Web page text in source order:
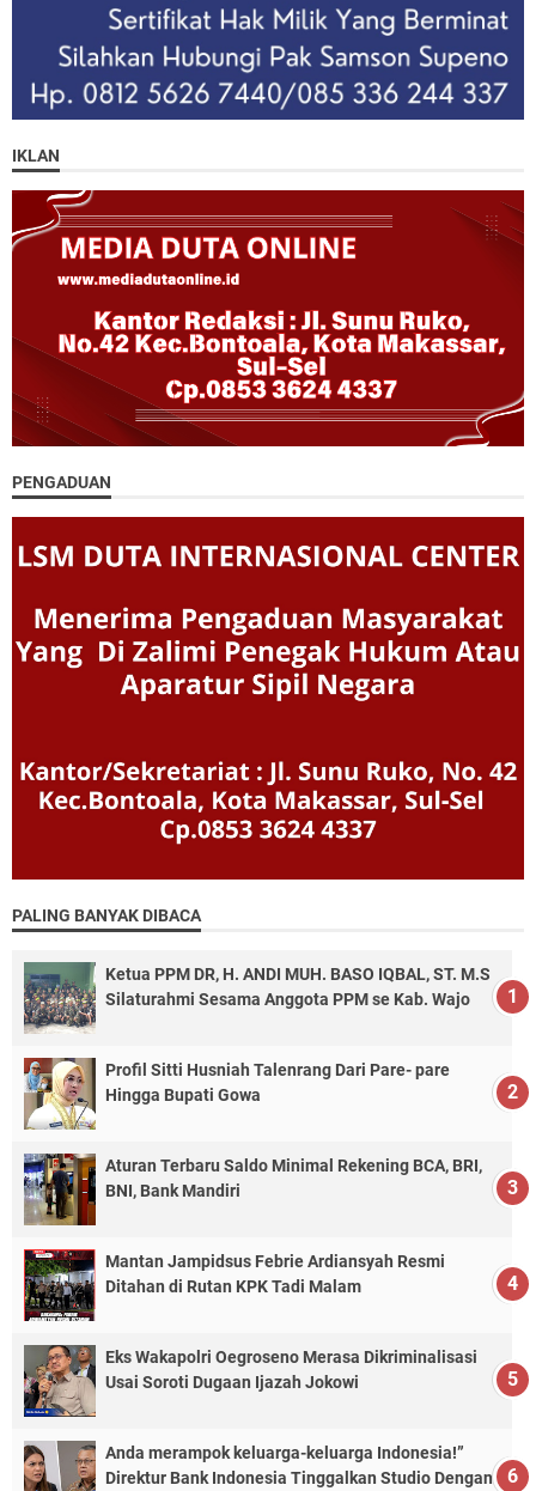
IKLAN
PENGADUAN
PALING BANYAK DIBACA
Ketua PPM DR, H. ANDI MUH. BASO IQBAL, ST. M.S
Silaturahmi Sesama Anggota PPM se Kab. Wajo
Profil Sitti Husniah Talenrang Dari Pare- pare
Hingga Bupati Gowa
Aturan Terbaru Saldo Minimal Rekening BCA, BRI,
BNI, Bank Mandiri
Mantan Jampidsus Febrie Ardiansyah Resmi
Ditahan di Rutan KPK Tadi Malam
Eks Wakapolri Oegroseno Merasa Dikriminalisasi
Usai Soroti Dugaan Ijazah Jokowi
Anda merampok keluarga-keluarga Indonesia!”
Direktur Bank Indonesia Tinggalkan Studio Dengan